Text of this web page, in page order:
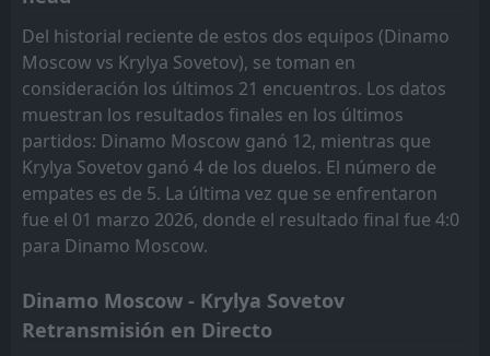
15:00
03May
Krylya Sovetov
Spartak Moscow
Del historial reciente de estos dos equipos (Dinamo
Moscow vs Krylya Sovetov), se toman en
consideración los últimos 21 encuentros. Los datos
muestran los resultados finales en los últimos
partidos: Dinamo Moscow ganó 12, mientras que
Krylya Sovetov ganó 4 de los duelos. El número de
empates es de 5. La última vez que se enfrentaron
fue el 01 marzo 2026, donde el resultado final fue 4:0
para Dinamo Moscow.
Dinamo Moscow - Krylya Sovetov
Retransmisión en Directo